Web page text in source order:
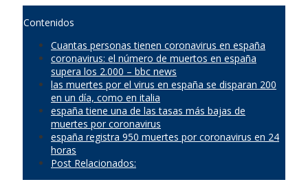
Contenidos
Cuantas personas tienen coronavirus en españa
coronavirus: el número de muertos en españa
supera los 2.000 – bbc news
las muertes por el virus en españa se disparan 200
en un día, como en italia
españa tiene una de las tasas más bajas de
muertes por coronavirus
españa registra 950 muertes por coronavirus en 24
horas
Post Relacionados: